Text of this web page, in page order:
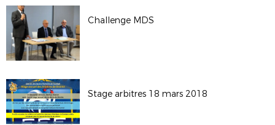
Challenge MDS
Stage arbitres 18 mars 2018